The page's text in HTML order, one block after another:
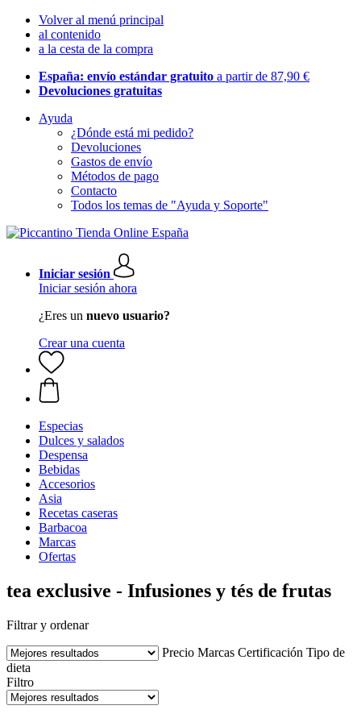
Volver al menú principal
al contenido
a la cesta de la compra
España: envío estándar gratuito a partir de 87,90 €
Devoluciones gratuitas
Ayuda
¿Dónde está mi pedido?
Devoluciones
Gastos de envío
Métodos de pago
Contacto
Todos los temas de "Ayuda y Soporte"
Iniciar sesión
Iniciar sesión ahora
¿Eres un nuevo usuario?
Crear una cuenta
Especias
Dulces y salados
Despensa
Bebidas
Accesorios
Asia
Recetas caseras
Barbacoa
Marcas
Ofertas
tea exclusive - Infusiones y tés de frutas
Filtrar y ordenar
Precio Marcas Certificación Tipo de
dieta
Filtro